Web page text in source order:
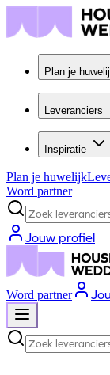
Plan je
Leveranciers
Inspiratie
Plan je huwelijk
Word partner
Jouw profiel
Word partner